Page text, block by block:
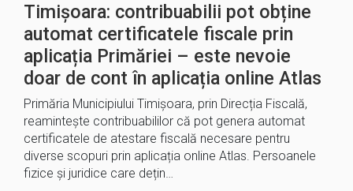
Timișoara: contribuabilii pot obține
automat certificatele fiscale prin
aplicația Primăriei – este nevoie
doar de cont în aplicația online Atlas
Primăria Municipiului Timișoara, prin Direcția Fiscală,
reamintește contribuabililor că pot genera automat
certificatele de atestare fiscală necesare pentru
diverse scopuri prin aplicația online Atlas. Persoanele
fizice și juridice care dețin…